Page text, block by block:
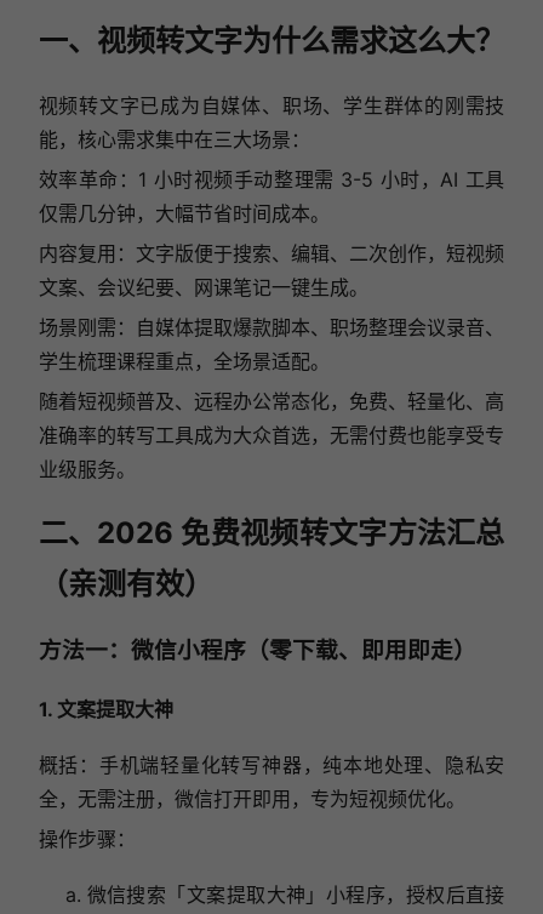
一、视频转文字为什么需求这么大？
视频转文字已成为自媒体、职场、学生群体的刚需技
能，核心需求集中在三大场景：
效率革命：1 小时视频手动整理需 3-5 小时，AI 工具
仅需几分钟，大幅节省时间成本。
内容复用：文字版便于搜索、编辑、二次创作，短视频
文案、会议纪要、网课笔记一键生成。
场景刚需：自媒体提取爆款脚本、职场整理会议录音、
学生梳理课程重点，全场景适配。
随着短视频普及、远程办公常态化，免费、轻量化、高
准确率的转写工具成为大众首选，无需付费也能享受专
业级服务。
二、2026 免费视频转文字方法汇总
（亲测有效）
方法一：微信小程序（零下载、即用即走）
1. 文案提取大神
概括：手机端轻量化转写神器，纯本地处理、隐私安
全，无需注册，微信打开即用，专为短视频优化。
操作步骤：
微信搜索「文案提取大神」小程序，授权后直接